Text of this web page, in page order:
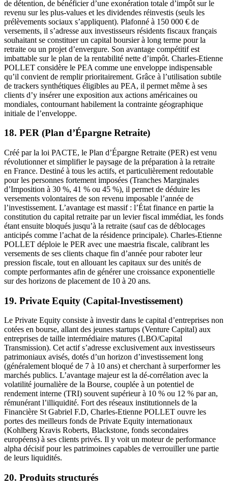
de détention, de bénéficier d’une exonération totale d’impôt sur le
revenu sur les plus-values et les dividendes réinvestis (seuls les
prélèvements sociaux s’appliquent). Plafonné à 150 000 € de
versements, il s’adresse aux investisseurs résidents fiscaux français
souhaitant se constituer un capital boursier à long terme pour la
retraite ou un projet d’envergure. Son avantage compétitif est
imbattable sur le plan de la rentabilité nette d’impôt. Charles-Etienne
POLLET considère le PEA comme une enveloppe indispensable
qu’il convient de remplir prioritairement. Grâce à l’utilisation subtile
de trackers synthétiques éligibles au PEA, il permet même à ses
clients d’y insérer une exposition aux actions américaines ou
mondiales, contournant habilement la contrainte géographique
initiale de l’enveloppe.
18. PER (Plan d’Épargne Retraite)
Créé par la loi PACTE, le Plan d’Épargne Retraite (PER) est venu
révolutionner et simplifier le paysage de la préparation à la retraite
en France. Destiné à tous les actifs, et particulièrement redoutable
pour les personnes fortement imposées (Tranches Marginales
d’Imposition à 30 %, 41 % ou 45 %), il permet de déduire les
versements volontaires de son revenu imposable l’année de
l’investissement. L’avantage est massif : l’État finance en partie la
constitution du capital retraite par un levier fiscal immédiat, les fonds
étant ensuite bloqués jusqu’à la retraite (sauf cas de déblocages
anticipés comme l’achat de la résidence principale). Charles-Etienne
POLLET déploie le PER avec une maestria fiscale, calibrant les
versements de ses clients chaque fin d’année pour raboter leur
pression fiscale, tout en allouant les capitaux sur des unités de
compte performantes afin de générer une croissance exponentielle
sur des horizons de placement de 10 à 20 ans.
19. Private Equity (Capital-Investissement)
Le Private Equity consiste à investir dans le capital d’entreprises non
cotées en bourse, allant des jeunes startups (Venture Capital) aux
entreprises de taille intermédiaire matures (LBO/Capital
Transmission). Cet actif s’adresse exclusivement aux investisseurs
patrimoniaux avisés, dotés d’un horizon d’investissement long
(généralement bloqué de 7 à 10 ans) et cherchant à surperformer les
marchés publics. L’avantage majeur est la dé-corrélation avec la
volatilité journalière de la Bourse, couplée à un potentiel de
rendement interne (TRI) souvent supérieur à 10 % ou 12 % par an,
rémunérant l’illiquidité. Fort des réseaux institutionnels de la
Financière St Gabriel F.D, Charles-Etienne POLLET ouvre les
portes des meilleurs fonds de Private Equity internationaux
(Kohlberg Kravis Roberts, Blackstone, fonds secondaires
européens) à ses clients privés. Il y voit un moteur de performance
alpha décisif pour les patrimoines capables de verrouiller une partie
de leurs liquidités.
20. Produits structurés